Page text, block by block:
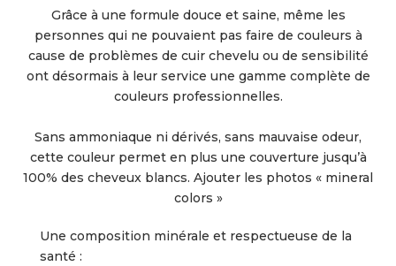
Grâce à une formule douce et saine, même les
personnes qui ne pouvaient pas faire de couleurs à
cause de problèmes de cuir chevelu ou de sensibilité
ont désormais à leur service une gamme complète de
couleurs professionnelles.
Sans ammoniaque ni dérivés, sans mauvaise odeur,
cette couleur permet en plus une couverture jusqu’à
100% des cheveux blancs. Ajouter les photos « mineral
colors »
Une composition minérale et respectueuse de la
santé :